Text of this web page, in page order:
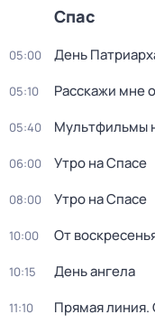
Спас
05:00 Дeнь
05:10 Расскажи мне
05:40 Мультфильмы
06:00 Утро на Спасе
08:00 Утро на Спасе
10:00 От
10:15 День ангела
11:10 Прямая линия.